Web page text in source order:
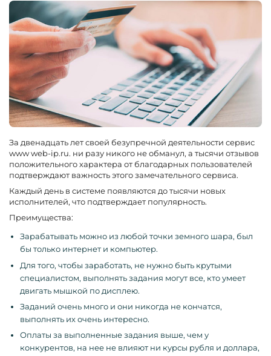
За двенадцать лет своей безупречной деятельности сервис
www web-ip.ru. ни разу никого не обманул, а тысячи отзывов
положительного характера от благодарных пользователей
подтверждают важность этого замечательного сервиса.
Каждый день в системе появляются до тысячи новых
исполнителей, что подтверждает популярность.
Преимущества:
Зарабатывать можно из любой точки земного шара, был
бы только интернет и компьютер.
Для того, чтобы заработать, не нужно быть крутыми
специалистом, выполнять задания могут все, кто умеет
двигать мышкой по дисплею.
Заданий очень много и они никогда не кончатся,
выполнять их очень интересно.
Оплаты за выполненные задания выше, чем у
конкурентов, на нее не влияют ни курсы рубля и доллара,